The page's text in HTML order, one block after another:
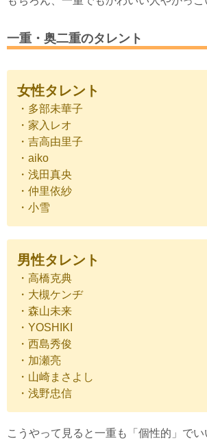
一重・奥二重のタレント
女性タレント
・多部未華子
・家入レオ
・吉高由里子
・aiko
・浅田真央
・仲里依紗
・小雪
男性タレント
・高橋克典
・大槻ケンヂ
・森山未来
・YOSHIKI
・西島秀俊
・加瀬亮
・山崎まさよし
・浅野忠信
こうやって見ると一重も「個性的」で